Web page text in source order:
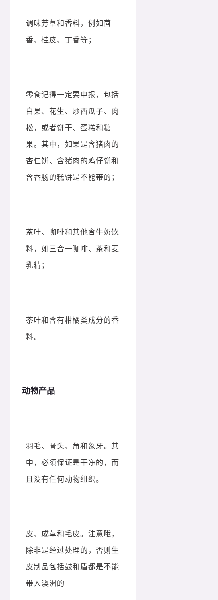
调味芳草和香料，例如茴
香、桂皮、丁香等；
零食记得一定要申报，包括
白果、花生、炒西瓜子、肉
松，或者饼干、蛋糕和糖
果。其中，如果是含猪肉的
杏仁饼、含猪肉的鸡仔饼和
含香肠的糕饼是不能带的；
茶叶、咖啡和其他含牛奶饮
料，如三合一咖啡、茶和麦
乳精；
茶叶和含有柑橘类成分的香
料。
动物产品
羽毛、骨头、角和象牙。其
中，必须保证是干净的，而
且没有任何动物组织。
皮、成革和毛皮。注意哦，
除非是经过处理的，否则生
皮制品包括鼓和盾都是不能
带入澳洲的